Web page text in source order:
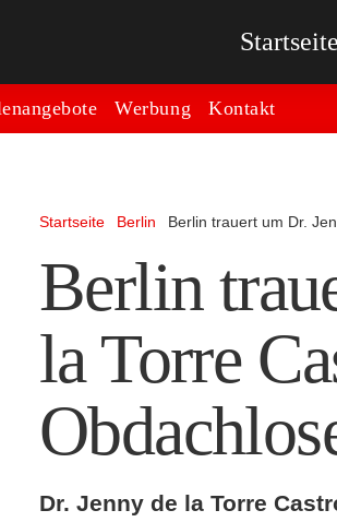
Startseite
Werbung Kontakt
Startseite Berlin Berlin trauert um Dr.
Berlin
la Torre
Dr. Jenny de la Torre